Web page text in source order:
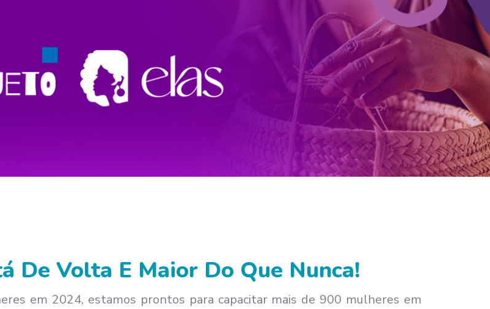
De Volta E Maior Do Que Nunca!
em 2024, estamos prontos para capacitar mais de 900 mulheres em